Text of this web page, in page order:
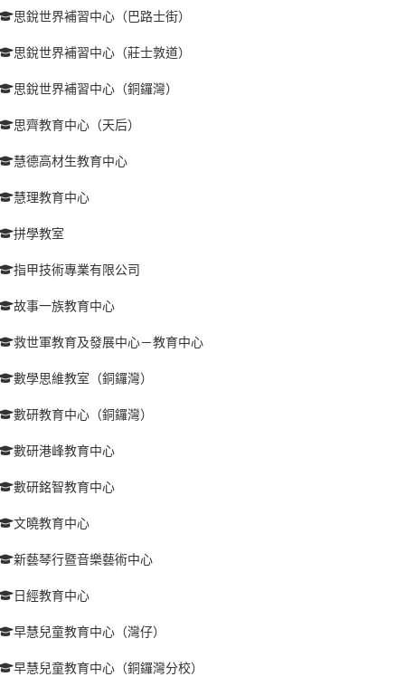
思銳世界補習中心（巴路士街）
思銳世界補習中心（莊士敦道）
思銳世界補習中心（銅鑼灣）
思齊教育中心（天后）
慧德高材生教育中心
慧理教育中心
拼學教室
指甲技術專業有限公司
故事一族教育中心
救世軍教育及發展中心－教育中心
數學思維教室（銅鑼灣）
數研教育中心（銅鑼灣）
數研港峰教育中心
數研銘智教育中心
文曉教育中心
新藝琴行暨音樂藝術中心
日經教育中心
早慧兒童教育中心（灣仔）
早慧兒童教育中心（銅鑼灣分校）